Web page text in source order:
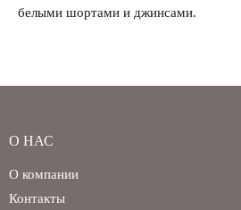
белыми шортами и джинсами.
О НАС
О компании
Контакты